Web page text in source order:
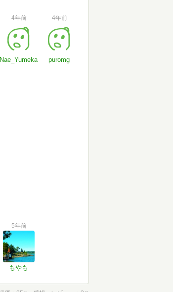
4年前
Nae_Yumeka
4年前
puromg
5年前
もやも